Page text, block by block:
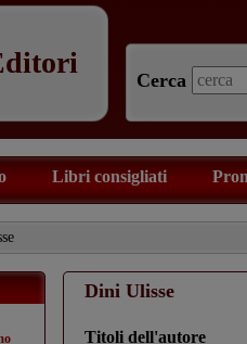
Cerca
Libri consigliati
Dini Ulisse
Titoli dell'autore